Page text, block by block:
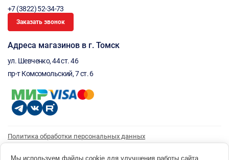
+7 (3822) 52-34-73
Заказать звонок
Адреса магазинов в г. Томск
ул. Шевченко, 44 ст. 46
пр-т Комсомольский, 7 ст. 6
Политика обработки персональных данных
Согласие на получение рассылки
Мы используем файлы cookie для улучшения работы сайта.